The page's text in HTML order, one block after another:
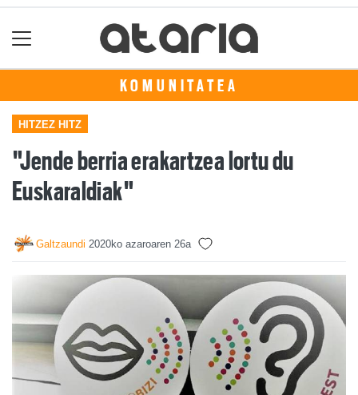
KOMUNITATEA
HITZEZ HITZ
"Jende berria erakartzea lortu du
Euskaraldiak"
Galtzaundi 2020ko azaroaren 26a